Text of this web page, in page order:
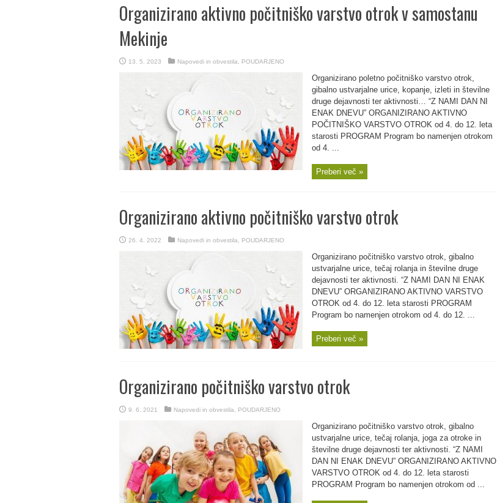
Organizirano aktivno počitniško varstvo otrok v samostanu
Mekinje
13. 5. 2023 Napovedi in obvestila POUDARJENO
Organizirano poletno počitniško varstvo otrok,
gibalno ustvarjalne urice, kopanje, izleti in številne
druge dejavnosti ter aktivnosti… “Z NAMI DAN NI
ENAK DNEVU” ORGANIZIRANO AKTIVNO
POČITNIŠKO VARSTVO OTROK od 4. do 12. leta
starosti PROGRAM Program bo namenjen otrokom
od 4. ...
Preberi več »
Organizirano aktivno počitniško varstvo otrok
26. 4. 2022 Napovedi in obvestila POUDARJENO
Organizirano počitniško varstvo otrok, gibalno
ustvarjalne urice, tečaj rolanja in številne druge
dejavnosti ter aktivnosti. “Z NAMI DAN NI ENAK
DNEVU” ORGANIZIRANO AKTIVNO VARSTVO
OTROK od 4. do 12. leta starosti PROGRAM
Program bo namenjen otrokom od 4. do 12. ...
Preberi več »
Organizirano počitniško varstvo otrok
9. 6. 2021 Napovedi in obvestila POUDARJENO
Organizirano počitniško varstvo otrok, gibalno
ustvarjalne urice, tečaj rolanja, joga za otroke in
številne druge dejavnosti ter aktivnosti. “Z NAMI
DAN NI ENAK DNEVU” ORGANIZIRANO AKTIVNO
VARSTVO OTROK od 4. do 12. leta starosti
PROGRAM Program bo namenjen otrokom od ...